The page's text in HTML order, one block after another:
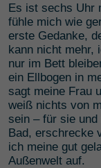
Es ist sechs Uhr
fühle mich wie
erste Gedanke,
kann nicht mehr,
nur im Bett
ein Ellbogen in
sagt meine Frau
weiß nichts von
sein – für sie
Bad, erschrecke
ich meine gut
Außenwelt auf.